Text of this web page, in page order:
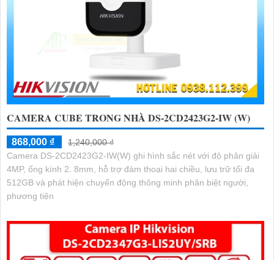
CAMERA CUBE TRONG NHÀ DS-2CD2423G2-IW (W)
868,000 ₫
1,240,000 ₫
Camera DS-2CD2423G2-IW(W) ghi hình sắc nét với độ phân giải
4MP, ống kính 2. 8mm, hỗ trợ đàm thoại hai chiều, lưu trữ tối đa
512GB và phát hiện chuyển động thông minh phân biệt người,
phương tiện